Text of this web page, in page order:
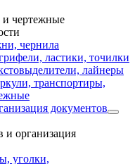
чертежные
чернила
ластики, точилки
лайнеры
транспортиры,
документов
и организация
уголки,